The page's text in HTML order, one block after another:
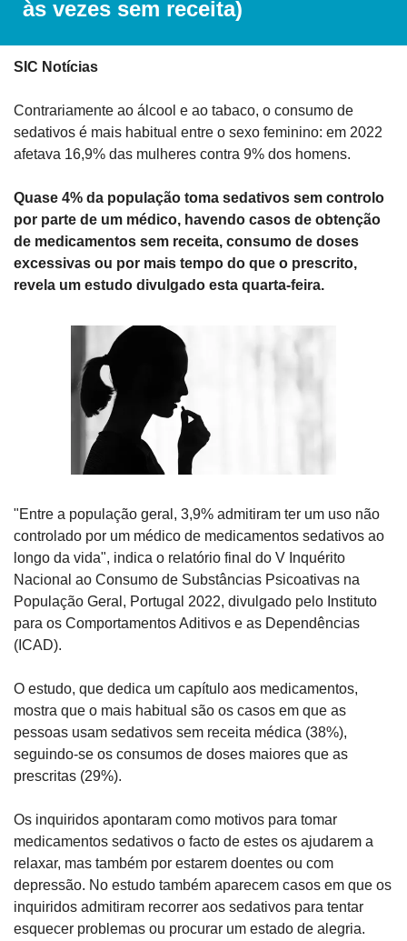
às vezes sem receita)
SIC Notícias
Contrariamente ao álcool e ao tabaco, o consumo de
sedativos é mais habitual entre o sexo feminino: em 2022
afetava 16,9% das mulheres contra 9% dos homens.
Quase 4% da população toma sedativos sem controlo
por parte de um médico, havendo casos de obtenção
de medicamentos sem receita, consumo de doses
excessivas ou por mais tempo do que o prescrito,
revela um estudo divulgado esta quarta-feira.
"Entre a população geral, 3,9% admitiram ter um uso não
controlado por um médico de medicamentos sedativos ao
longo da vida", indica o relatório final do V Inquérito
Nacional ao Consumo de Substâncias Psicoativas na
População Geral, Portugal 2022, divulgado pelo Instituto
para os Comportamentos Aditivos e as Dependências
(ICAD).
O estudo, que dedica um capítulo aos medicamentos,
mostra que o mais habitual são os casos em que as
pessoas usam sedativos sem receita médica (38%),
seguindo-se os consumos de doses maiores que as
prescritas (29%).
Os inquiridos apontaram como motivos para tomar
medicamentos sedativos o facto de estes os ajudarem a
relaxar, mas também por estarem doentes ou com
depressão. No estudo também aparecem casos em que os
inquiridos admitiram recorrer aos sedativos para tentar
esquecer problemas ou procurar um estado de alegria.